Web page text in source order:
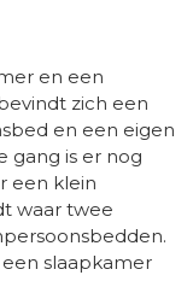
en een
zich een
en een eigen
gang is er nog
een klein
waar twee
slaapkamer